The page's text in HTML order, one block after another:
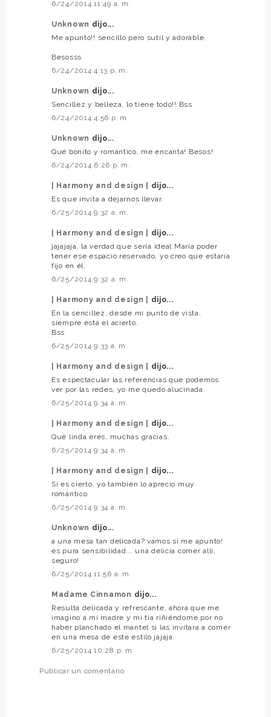
6/24/2014 11:49 a. m.
Unknown dijo...
Me apunto!! sencillo pero sutil y adorable.
Besosss
6/24/2014 4:13 p. m.
Unknown dijo...
Sencillez y belleza, lo tiene todo!! Bss
6/24/2014 4:56 p. m.
Unknown dijo...
Qué bonito y romántico, me encanta! Besos!
6/24/2014 6:26 p. m.
| Harmony and design |
dijo...
Es que invita a dejarnos llevar.
6/25/2014 9:32 a. m.
| Harmony and design |
dijo...
jajajaja, la verdad que sería ideal María poder
tener ese espacio reservado, yo creo que estaría
fijo en él.
6/25/2014 9:32 a. m.
| Harmony and design |
dijo...
En la sencillez, desde mi punto de vista,
siempre está el acierto.
Bss
6/25/2014 9:33 a. m.
| Harmony and design |
dijo...
Es espectacular las referencias que podemos
ver por las redes, yo me quedo alucinada.
6/25/2014 9:34 a. m.
| Harmony and design |
dijo...
Qué linda eres, muchas gracias.
6/25/2014 9:34 a. m.
| Harmony and design |
dijo...
Sí es cierto, yo también lo aprecio muy
romántico.
6/25/2014 9:34 a. m.
Unknown dijo...
a una mesa tan delicada? vamos si me apunto!
es pura sensibilidad... una delicia comer allí,
seguro!
6/25/2014 11:56 a. m.
Madame Cinnamon dijo...
Resulta delicada y refrescante, ahora que me
imagino a mi madre y mi tía riñiéndome por no
haber planchado el mantel si las invitara a comer
en una mesa de este estilo jajaja.
6/25/2014 10:28 p. m.
Publicar un comentario